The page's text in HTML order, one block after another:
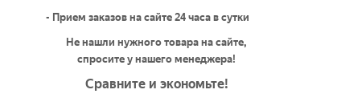
- Прием заказов на сайте 24 часа в сутки
Не нашли нужного товара на сайте,
спросите у нашего менеджера!
Сравните и экономьте!